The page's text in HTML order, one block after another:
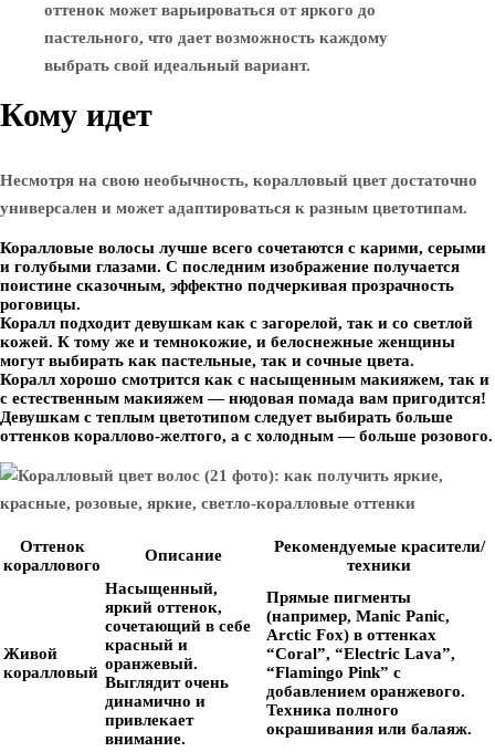
оттенок может варьироваться от яркого до
пастельного, что дает возможность каждому
выбрать свой идеальный вариант.
Кому идет
Несмотря на свою необычность, коралловый цвет достаточно
универсален и может адаптироваться к разным цветотипам.
Коралловые волосы лучше всего сочетаются с карими, серыми
и голубыми глазами. С последним изображение получается
поистине сказочным, эффектно подчеркивая прозрачность
роговицы.
Коралл подходит девушкам как с загорелой, так и со светлой
кожей. К тому же и темнокожие, и белоснежные женщины
могут выбирать как пастельные, так и сочные цвета.
Коралл хорошо смотрится как с насыщенным макияжем, так и
с естественным макияжем — нюдовая помада вам пригодится!
Девушкам с теплым цветотипом следует выбирать больше
оттенков кораллово-желтого, а с холодным — больше розового.
Оттенок
кораллового
Описание
Рекомендуемые красители/
техники
Живой
коралловый
Насыщенный,
яркий оттенок,
сочетающий в себе
красный и
оранжевый.
Выглядит очень
динамично и
привлекает
внимание.
Прямые пигменты
(например, Manic Panic,
Arctic Fox) в оттенках
“Coral”, “Electric Lava”,
“Flamingo Pink” с
добавлением оранжевого.
Техника полного
окрашивания или балаяж.